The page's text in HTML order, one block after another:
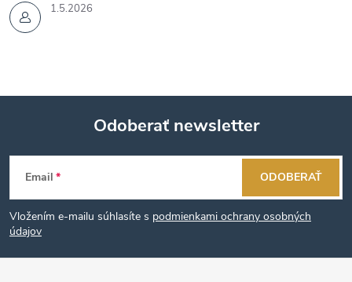
1.5.2026
Z
á
p
Odoberať newsletter
Email
Vložením e-mailu súhlasíte s podmienkami ochrany osobných
údajov
ODOBERAŤ